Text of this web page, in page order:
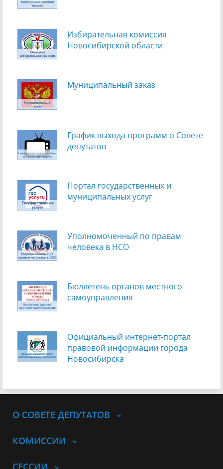
Избирательная комиссия
Новосибирской области
Муниципальный заказ
График выхода программ о Cовете
депутатов
Портал государственных и
муниципальных услуг
Уполномоченный по правам
человека в НСО
Бюллетень органов местного
самоуправления
Официальный интернет-портал
правовой информации города
Новосибирска
О СОВЕТЕ ДЕПУТАТОВ
КОМИССИИ
СЕССИИ